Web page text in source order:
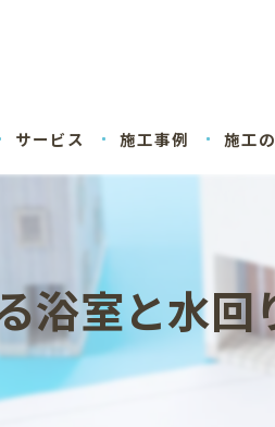
サービス 施工事例 施工
浴室と水